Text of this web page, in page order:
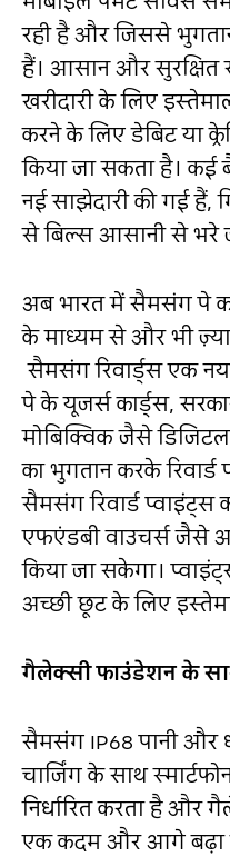
रही है और जिससे
हैं। आसान और सुरक्षित
खरीदारी के लिए
करने के लिए डेबिट या
किया जा सकता है।
नई साझेदारी की गई हैं,
से बिल्स आसानी से भरे
अब भारत में सैमसंग पे
के माध्यम से और भी
सैमसंग रिवार्ड्स एक
पे के यूजर्स कार्ड्स,
मोबिक्विक जैसे
का भुगतान करके
सैमसंग रिवार्ड प्वाइंट्स
एफएंडबी वाउचर्स जैसे
किया जा सकेगा।
अच्छी छूट के लिए
गैलेक्‍सी फाउंडेशन के
सैमसंग IP68 पानी और
चार्जिंग के साथ
निर्धारित करता है और
एक कदम और आगे बढ़ा